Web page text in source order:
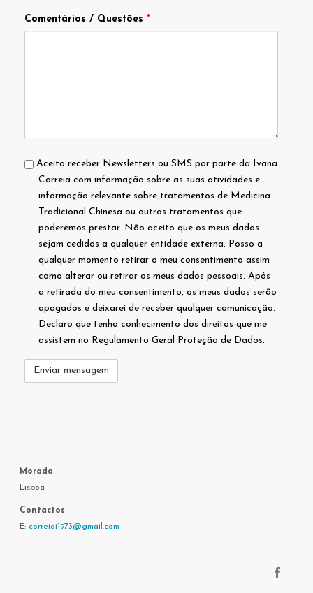
Comentários / Questões *
Termos
Aceito receber Newsletters ou SMS por parte da Ivana
Correia com informação sobre as suas atividades e
informação relevante sobre tratamentos de Medicina
Tradicional Chinesa ou outros tratamentos que
poderemos prestar. Não aceito que os meus dados
sejam cedidos a qualquer entidade externa. Posso a
qualquer momento retirar o meu consentimento assim
como alterar ou retirar os meus dados pessoais. Após
a retirada do meu consentimento, os meus dados serão
apagados e deixarei de receber qualquer comunicação.
Declaro que tenho conhecimento dos direitos que me
assistem no Regulamento Geral Proteção de Dados.
Morada
Lisboa
Contactos
E:correiai1973@gmail.com